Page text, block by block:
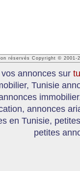
réservés Copyright © 2001-
annonces sur
Tunisie
annonces
en Tunisie,
petites